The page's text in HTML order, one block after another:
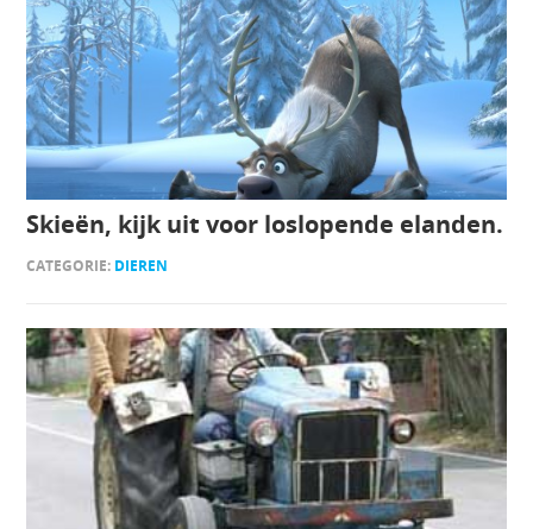
Skieën, kijk uit voor loslopende elanden.
CATEGORIE: DIEREN